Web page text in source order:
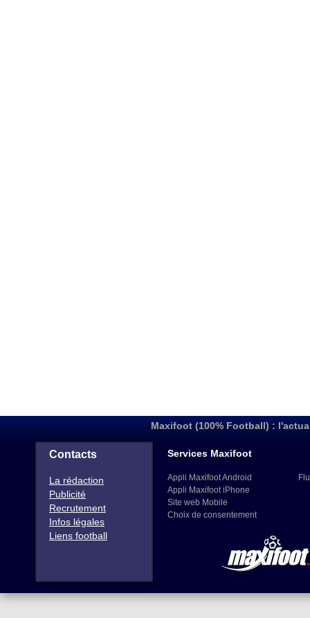
Maxifoot (100% Football) :
Contacts
La rédaction
Publicité
Recrutement
Infos légales
Liens football
Services Maxifoot
Appli Maxifoot Android
Appli Maxifoot iPhone
Site web Mobile
Choix de consentement